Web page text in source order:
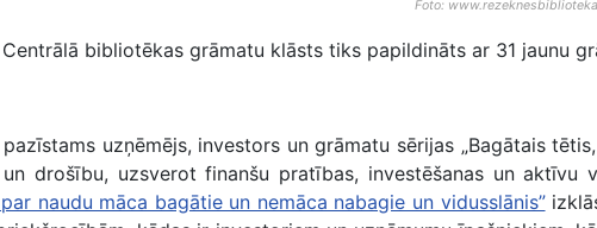
Foto:
bibliotēkas grāmatu klāsts tiks papildināts ar 31 jaunu
uzņēmējs, investors un grāmatu sērijas „Bagātais
drošību, uzsverot finanšu pratības, investēšanas un
naudu māca bagātie un nemāca nabagie un vidusslānis”